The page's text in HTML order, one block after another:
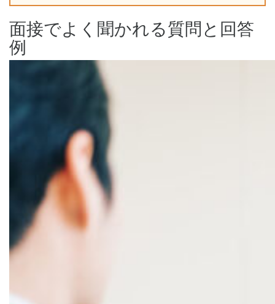
面接でよく聞かれる質問と回答
例